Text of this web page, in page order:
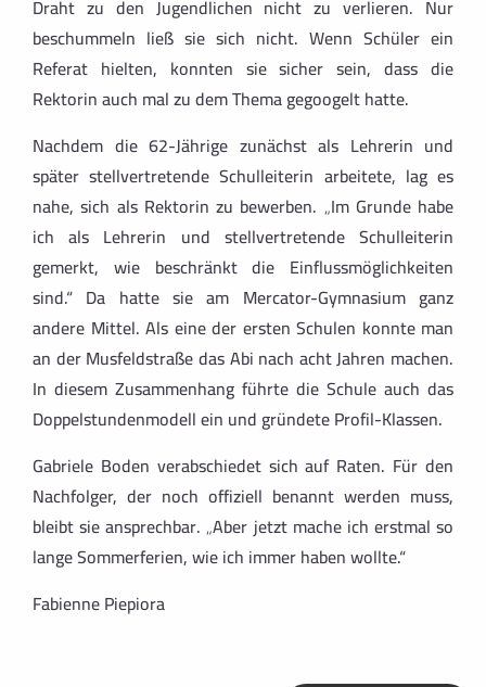
Draht zu den Jugendlichen nicht zu verlieren. Nur
beschummeln ließ sie sich nicht. Wenn Schüler ein
Referat hielten, konnten sie sicher sein, dass die
Rektorin auch mal zu dem Thema gegoogelt hatte.
Nachdem die 62-Jährige zunächst als Lehrerin und
später stellvertretende Schulleiterin arbeitete, lag es
nahe, sich als Rektorin zu bewerben. „Im Grunde habe
ich als Lehrerin und stellvertretende Schulleiterin
gemerkt, wie beschränkt die Einflussmöglichkeiten
sind.“ Da hatte sie am Mercator-Gymnasium ganz
andere Mittel. Als eine der ersten Schulen konnte man
an der Musfeldstraße das Abi nach acht Jahren machen.
In diesem Zusammenhang führte die Schule auch das
Doppelstundenmodell ein und gründete Profil-Klassen.
Gabriele Boden verabschiedet sich auf Raten. Für den
Nachfolger, der noch offiziell benannt werden muss,
bleibt sie ansprechbar. „Aber jetzt mache ich erstmal so
lange Sommerferien, wie ich immer haben wollte.“
Fabienne Piepiora